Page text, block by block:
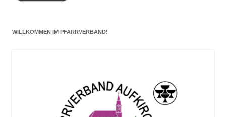
WILLKOMMEN IM PFARRVERBAND!